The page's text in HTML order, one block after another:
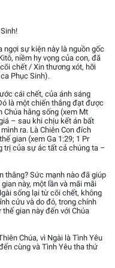
ngợi sự kiện này là nguồn gốc
niềm hy vọng của con, đã
chết / Xin thương xót, hỡi
Phục Sinh).
cái chết, của ánh sáng
là một chiến thắng đạt được
Chúa hằng sống (xem Mt
– sau khi chịu kết án bất
ra. Là Chiên Con đích
gian (xem Ga 1:29; 1 Pr
trị của sự ác tất cả chúng ta –
thắng? Sức mạnh nào đã giúp
này, một lần và mãi mãi
sống lại từ cõi chết, không
cửu và do đó, trong chính
gian này đến với Chúa
Chúa, vì Ngài là Tình Yêu
cùng và Tình Yêu tha thứ